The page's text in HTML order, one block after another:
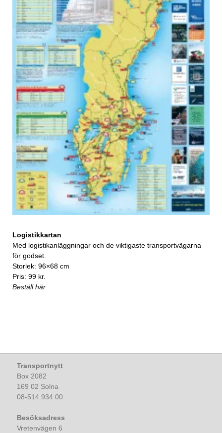
Logistikkartan
Med logistikanläggningar och de viktigaste transportvägarna
för godset.
Storlek: 96×68 cm
Pris: 99 kr.
Beställ här
Transportnytt
Box 2082
169 02 Solna
08-514 934 00
Besöksadress
Vretenvägen 6